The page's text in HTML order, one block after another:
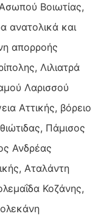
Βοιωτίας,
ανατολικά και
απορροής
Λιλιατρά
Λαρισσού
Αττικής, βόρειο
Πάμισος
Ανδρέας
Αταλάντη
Κοζάνης,